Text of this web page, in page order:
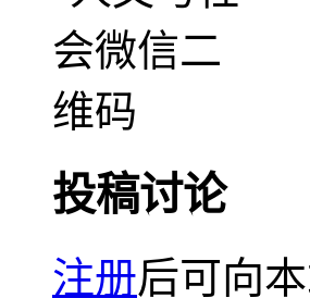
投稿讨论
注册后可向